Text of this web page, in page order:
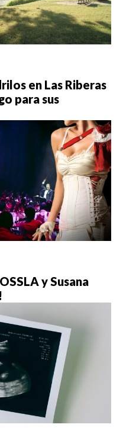
en Las Riberas
para sus
y Susana